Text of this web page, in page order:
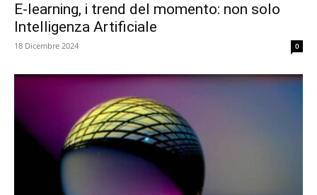
E-learning, i trend del momento: non solo
Intelligenza Artificiale
18 Dicembre 2024 0